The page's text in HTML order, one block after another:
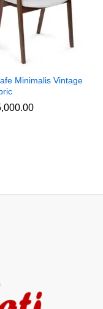
Minimalis Vintage